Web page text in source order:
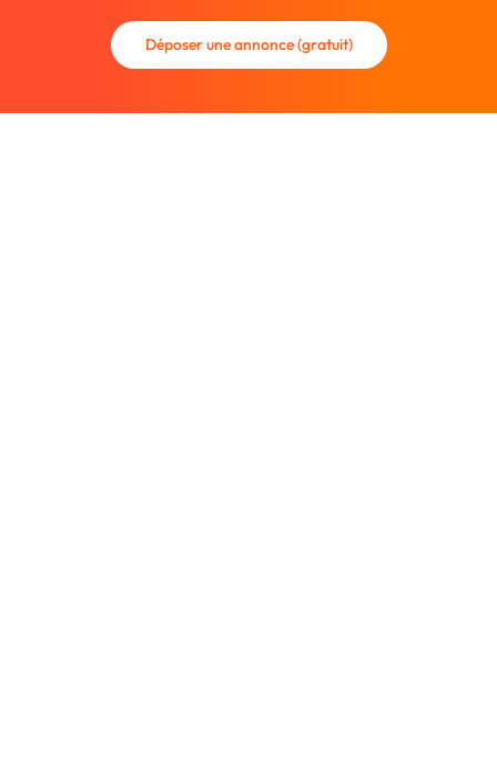
Déposer une annonce (gratuit)